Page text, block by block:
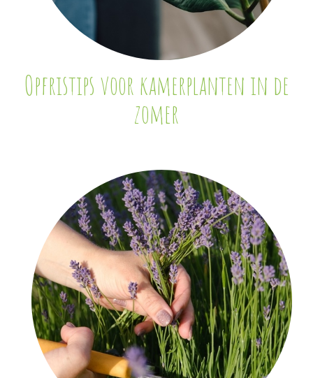
Opfristips voor kamerplanten in de
zomer